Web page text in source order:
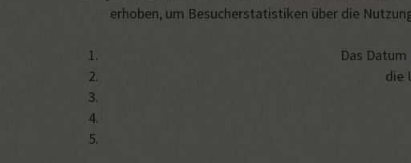
erhoben, um Besucherstatistiken über die
Das
die